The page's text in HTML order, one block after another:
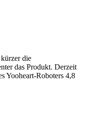
die
das Produkt. Derzeit
Yooheart-Roboters 4,8